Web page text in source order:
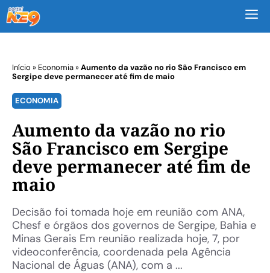
Início » Economia»Aumento da vazão no rio São Francisco em
Sergipe deve permanecer até fim de maio
ECONOMIA
Aumento da vazão no rio
São Francisco em Sergipe
deve permanecer até fim de
maio
Decisão foi tomada hoje em reunião com ANA,
Chesf e órgãos dos governos de Sergipe, Bahia e
Minas Gerais Em reunião realizada hoje, 7, por
videoconferência, coordenada pela Agência
Nacional de Águas (ANA), com a ...